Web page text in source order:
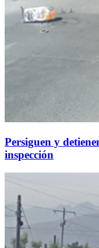
Persiguen y
inspección